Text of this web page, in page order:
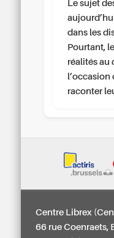
Le sujet
dans les
Pourtant,
réalités au
l’occasion
raconter
Centre Librex
66 rue Coenraets,